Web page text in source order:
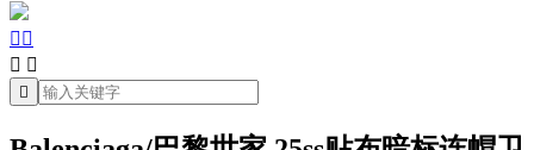
 
 
